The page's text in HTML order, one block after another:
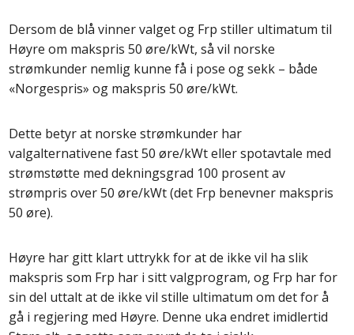
Dersom de blå vinner valget og Frp stiller ultimatum til
Høyre om makspris 50 øre/kWt, så vil norske
strømkunder nemlig kunne få i pose og sekk – både
«Norgespris» og makspris 50 øre/kWt.
Dette betyr at norske strømkunder har
valgalternativene fast 50 øre/kWt eller spotavtale med
strømstøtte med dekningsgrad 100 prosent av
strømpris over 50 øre/kWt (det Frp benevner makspris
50 øre).
Høyre har gitt klart uttrykk for at de ikke vil ha slik
makspris som Frp har i sitt valgprogram, og Frp har for
sin del uttalt at de ikke vil stille ultimatum om det for å
gå i regjering med Høyre. Denne uka endret imidlertid